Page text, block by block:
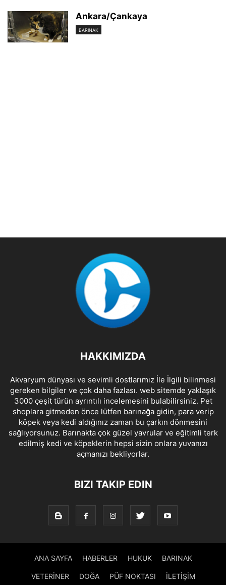
Ankara/Çankaya
BARINAK
HAKKIMIZDA
Akvaryum dünyası ve sevimli dostlarımız İle İlgili bilinmesi
gereken bilgiler ve çok daha fazlası. web sitemde yaklaşık
3000 çeşit türün ayrıntılı incelemesini bulabilirsiniz. Pet
shoplara gitmeden önce lütfen barınağa gidin, para verip
köpek veya kedi aldığınız zaman bu çarkın dönmesini
sağlıyorsunuz. Barınakta çok güzel yavrular ve eğitimli terk
edilmiş kedi ve köpeklerin hepsi sizin onlara yuvanızı
açmanızı bekliyorlar.
BIZI TAKIP EDIN
ANA SAYFA HABERLER HUKUK BARINAK
VETERİNER DOĞA PÜF NOKTASI İLETİŞİM